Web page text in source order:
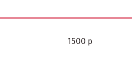
1500 р